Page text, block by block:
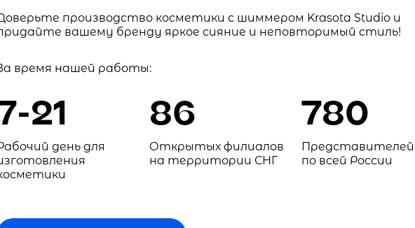
производство косметики с шиммером Krasota Studio и
вашему бренду яркое сияние и неповторимый стиль!
время нашей работы:
21
день для
86
Открытых филиалов
на территории СНГ
780
Представителей
по всей России